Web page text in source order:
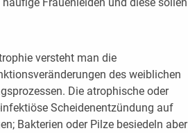
versteht man die
des weiblichen
Die atrophische oder
Scheidenentzündung auf
Bakterien oder Pilze besiedeln aber